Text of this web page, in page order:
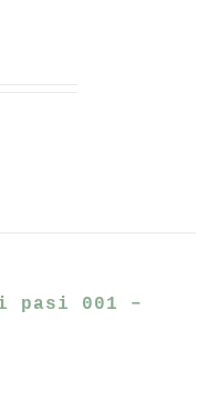
pasi 001 –